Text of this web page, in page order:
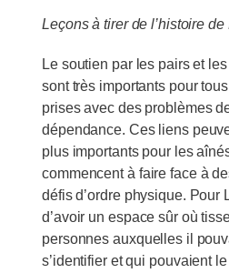
Leçons à tirer de l’histoire de
Le soutien par les pairs et
sont très importants pour
prises avec des problèmes
dépendance. Ces liens
plus importants pour les
commencent à faire face à
défis d’ordre physique. Pour
d’avoir un espace sûr où
personnes auxquelles il
s’identifier et qui pouvaient